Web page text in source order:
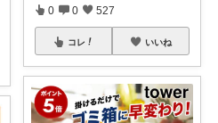
0 0 527
コレ いいね